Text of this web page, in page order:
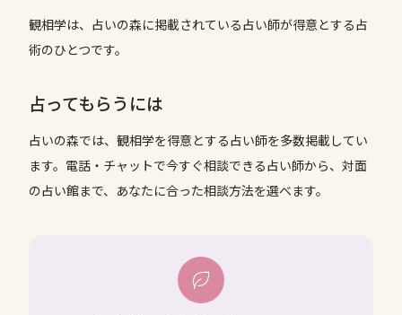
観相学は、占いの森に掲載されている占い師が得意とする占
術のひとつです。
占ってもらうには
占いの森では、 観相学を得意とする占い師を多数掲載してい
ます。電話・チャットで今すぐ相談できる占い師から、対面
の占い館まで、あなたに合った相談方法を選べます。